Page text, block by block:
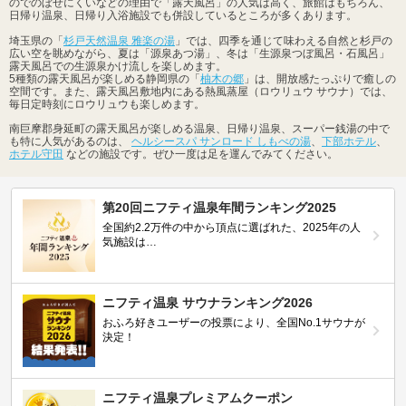
のでのぼせにくいなどの理由で「露天風呂」の人気は高く、旅館はもちろん、
日帰り温泉、日帰り入浴施設でも併設しているところが多くあります。
埼玉県の「 杉戸天然温泉 雅楽の湯 」では、四季を通じて味わえる自然と杉戸の
広い空を眺めながら、夏は「源泉あつ湯」、冬は「生源泉つぼ風呂・石風呂」
露天風呂での生源泉かけ流しを楽しめます。
5種類の露天風呂が楽しめる静岡県の「 柚木の郷 」は、開放感たっぷりで癒しの
空間です。また、露天風呂敷地内にある熱風蒸屋（ロウリュウ サウナ）では、
毎日定時刻にロウリュウも楽しめます。
南巨摩郡身延町の露天風呂が楽しめる温泉、日帰り温泉、スーパー銭湯の中で
も特に人気があるのは、 ヘルシースパ サンロード しもべの湯、 下部ホテル、
ホテル守田 などの施設です。ぜひ一度は足を運んでみてください。
第20回ニフティ温泉年間ランキング2025
全国約2.2万件の中から頂点に選ばれた、2025年の人
気施設は…
ニフティ温泉 サウナランキング2026
おふろ好きユーザーの投票により、全国No.1サウナが
決定！
ニフティ温泉プレミアムクーポン